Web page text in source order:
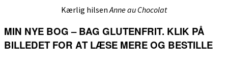
Kærlig hilsenAnne au Chocolat
MIN NYE BOG – BAG GLUTENFRIT. KLIK PÅ
BILLEDET FOR AT LÆSE MERE OG BESTILLE